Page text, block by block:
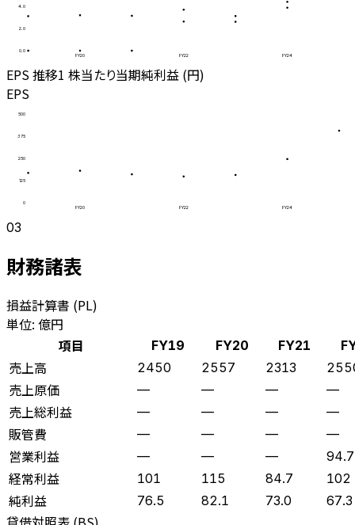
0.0
2.0
4.0
FY20 FY22 FY24
EPS 推移1 株当たり当期純利益 (円)
EPS
0
125
250
375
500
FY20 FY22 FY24
03
財務諸表
損益計算書 (PL)
単位: 億円
項目
FY19 FY20 FY21
売上高 2450 2557 2313
売上原価 — — — —
売上総利益 — — — —
販管費 — — — —
営業利益 — — — 94.7
経常利益 101 115 84.7 102
純利益 76.5 82.1 73.0 67.3